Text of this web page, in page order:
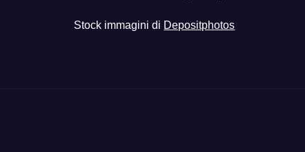
Stock immagini di Depositphotos